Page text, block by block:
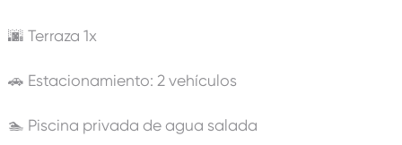
🌆 Terraza 1x
🚗 Estacionamiento: 2 vehículos
🏊 Piscina privada de agua salada